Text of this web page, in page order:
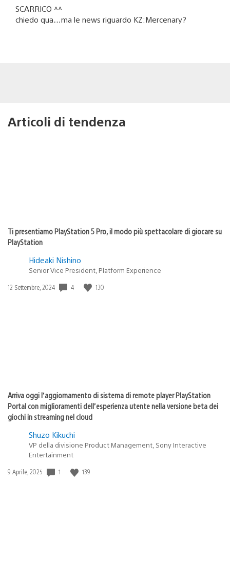
SCARRICO ^^
chiedo qua…ma le news riguardo KZ:Mercenary?
Articoli di tendenza
Ti presentiamo PlayStation 5 Pro, il modo più spettacolare di giocare su
PlayStation
Hideaki Nishino
Senior Vice President, Platform Experience
Data
12 Settembre, 2024 4 130
Arriva oggi l’aggiornamento di sistema di remote player PlayStation
Portal con miglioramenti dell’esperienza utente nella versione beta dei
giochi in streaming nel cloud
Shuzo Kikuchi
VP della divisione Product Management, Sony Interactive
Entertainment
Data
9 Aprile, 2025 1 139